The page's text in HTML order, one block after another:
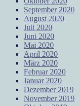
September 2020
August 2020
Juli 2020
Juni 2020
Mai 2020
April 2020
März 2020
Februar 2020
Januar 2020
Dezember 2019
November 2019